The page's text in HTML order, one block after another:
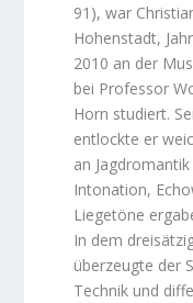
91), war
Hohenstadt,
2010 an der
bei Professor
Horn studiert.
entlockte er
an
Intonation,
Liegetöne
In dem
überzeugte der
Technik und